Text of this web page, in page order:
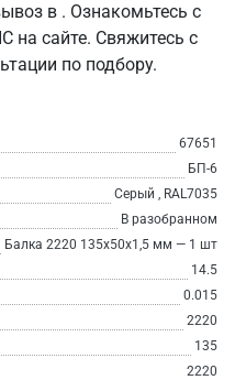
в . Ознакомьтесь с
сайте. Свяжитесь с
по подбору.
67651
БП-6
Серый , RAL7035
В разобранном
Балка 2220 135х50х1,5 мм — 1 шт
14.5
0.015
2220
135
2220